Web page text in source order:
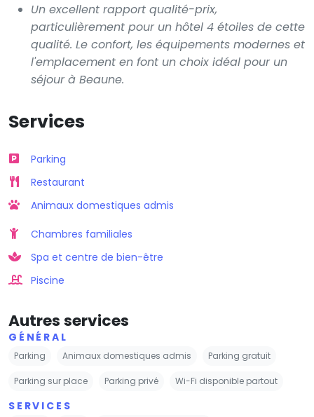
Un excellent rapport qualité-prix,
particulièrement pour un hôtel 4 étoiles de cette
qualité. Le confort, les équipements modernes et
l'emplacement en font un choix idéal pour un
séjour à Beaune.
Services
Parking
Restaurant
Animaux domestiques admis
Chambres familiales
Spa et centre de bien-être
Piscine
Autres services
GÉNÉRAL
Parking Animaux domestiques admis Parking gratuit
Parking sur place Parking privé Wi-Fi disponible partout
SERVICES